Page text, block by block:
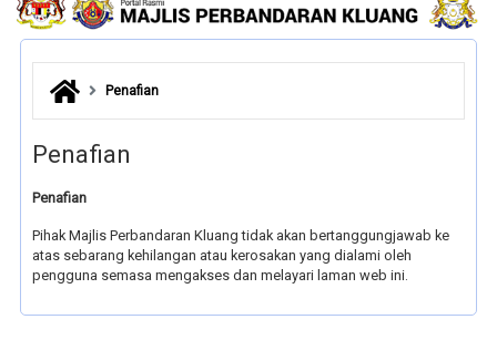
Penafian
Penafian
Penafian
Pihak Majlis Perbandaran Kluang tidak akan bertanggungjawab ke
atas sebarang kehilangan atau kerosakan yang dialami oleh
pengguna semasa mengakses dan melayari laman web ini.